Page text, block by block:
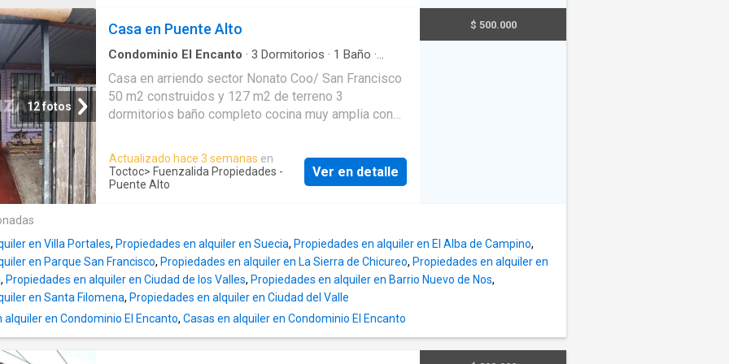
horas, teléfonos de
12 fotos
Casa en Puente Alto
Condominio El Encanto · 3 Dormitorios · 1 Baño ·
Casa en arriendo sector Nonato Coo/ San Francisco
50 m2 construidos y 127 m2 de terreno 3
dormitorios baño completo cocina muy amplia con
estacionamiento techado microbarrrio con acceso
controlado excelente ubicación y conectividad barrio
equipado con acceso a comercio y servicios.
Actualizado hace 3 semanas en
Toctoc> Fuenzalida Propiedades -
Puente Alto
Ver en detalle
$ 500.000
en Villa Portales, Propiedades en alquiler en Suecia, Propiedades en alquiler en El Alba de Campino,
en Parque San Francisco, Propiedades en alquiler en La Sierra de Chicureo, Propiedades en alquiler en
, Propiedades en alquiler en Ciudad de los Valles, Propiedades en alquiler en Barrio Nuevo de Nos,
en Santa Filomena, Propiedades en alquiler en Ciudad del Valle
en Condominio El Encanto, Casas en alquiler en Condominio El Encanto